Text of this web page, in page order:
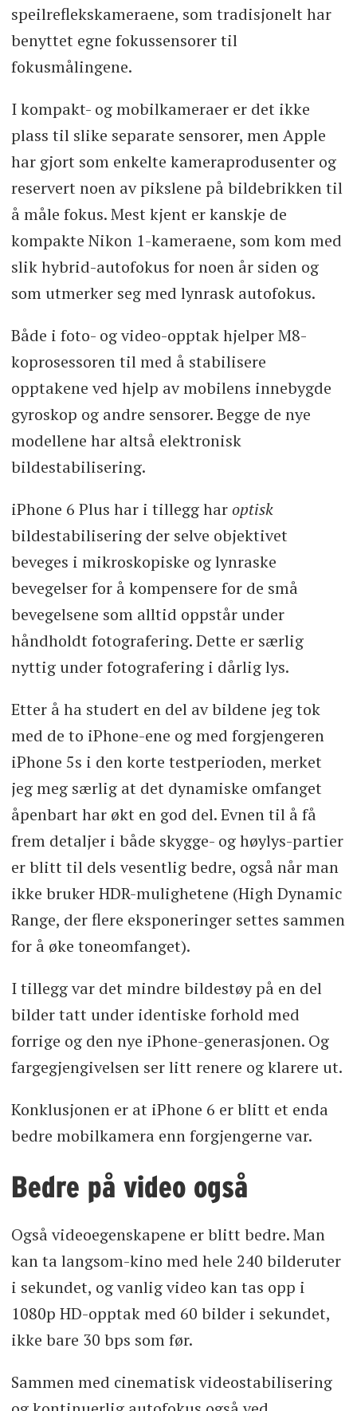
speilreflekskameraene, som tradisjonelt har
benyttet egne fokussensorer til
fokusmålingene.
I kompakt- og mobilkameraer er det ikke
plass til slike separate sensorer, men Apple
har gjort som enkelte kameraprodusenter og
reservert noen av pikslene på bildebrikken til
å måle fokus. Mest kjent er kanskje de
kompakte Nikon 1-kameraene, som kom med
slik hybrid-autofokus for noen år siden og
som utmerker seg med lynrask autofokus.
Både i foto- og video-opptak hjelper M8-
koprosessoren til med å stabilisere
opptakene ved hjelp av mobilens innebygde
gyroskop og andre sensorer. Begge de nye
modellene har altså elektronisk
bildestabilisering.
iPhone 6 Plus har i tillegg haroptisk
bildestabilisering der selve objektivet
beveges i mikroskopiske og lynraske
bevegelser for å kompensere for de små
bevegelsene som alltid oppstår under
håndholdt fotografering. Dette er særlig
nyttig under fotografering i dårlig lys.
Etter å ha studert en del av bildene jeg tok
med de to iPhone-ene og med forgjengeren
iPhone 5s i den korte testperioden, merket
jeg meg særlig at det dynamiske omfanget
åpenbart har økt en god del. Evnen til å få
frem detaljer i både skygge- og høylys-partier
er blitt til dels vesentlig bedre, også når man
ikke bruker HDR-mulighetene (High Dynamic
Range, der flere eksponeringer settes sammen
for å øke toneomfanget).
I tillegg var det mindre bildestøy på en del
bilder tatt under identiske forhold med
forrige og den nye iPhone-generasjonen. Og
fargegjengivelsen ser litt renere og klarere ut.
Konklusjonen er at iPhone 6 er blitt et enda
bedre mobilkamera enn forgjengerne var.
Bedre på video også
Også videoegenskapene er blitt bedre. Man
kan ta langsom-kino med hele 240 bilderuter
i sekundet, og vanlig video kan tas opp i
1080p HD-opptak med 60 bilder i sekundet,
ikke bare 30 bps som før.
Sammen med cinematisk videostabilisering